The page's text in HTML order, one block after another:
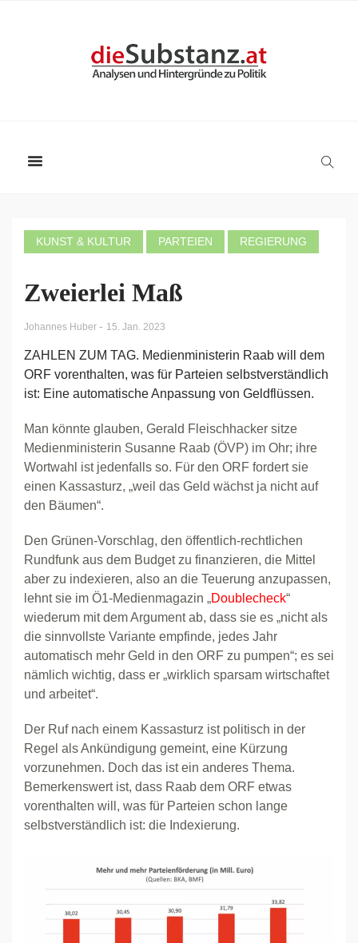
KUNST & KULTUR PARTEIEN REGIERUNG
Zweierlei Maß
Johannes Huber - 15. Jan. 2023
ZAHLEN ZUM TAG. Medienministerin Raab will dem
ORF vorenthalten, was für Parteien selbstverständlich
ist: Eine automatische Anpassung von Geldflüssen.
Man könnte glauben, Gerald Fleischhacker sitze
Medienministerin Susanne Raab (ÖVP) im Ohr; ihre
Wortwahl ist jedenfalls so. Für den ORF fordert sie
einen Kassasturz, „weil das Geld wächst ja nicht auf
den Bäumen“.
Den Grünen-Vorschlag, den öffentlich-rechtlichen
Rundfunk aus dem Budget zu finanzieren, die Mittel
aber zu indexieren, also an die Teuerung anzupassen,
lehnt sie im Ö1-Medienmagazin „Doublecheck“
wiederum mit dem Argument ab, dass sie es „nicht als
die sinnvollste Variante empfinde, jedes Jahr
automatisch mehr Geld in den ORF zu pumpen“; es sei
nämlich wichtig, dass er „wirklich sparsam wirtschaftet
und arbeitet“.
Der Ruf nach einem Kassasturz ist politisch in der
Regel als Ankündigung gemeint, eine Kürzung
vorzunehmen. Doch das ist ein anderes Thema.
Bemerkenswert ist, dass Raab dem ORF etwas
vorenthalten will, was für Parteien schon lange
selbstverständlich ist: die Indexierung.